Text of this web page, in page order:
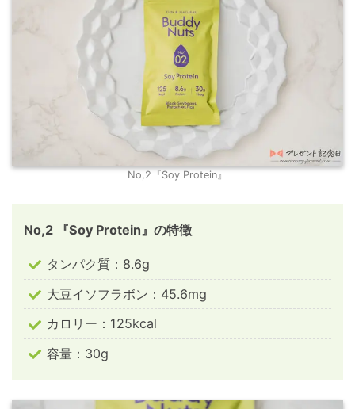
No,2『Soy Protein』
No,2 『Soy Protein』の特徴
タンパク質：8.6g
大豆イソフラボン：45.6mg
カロリー：125kcal
容量：30g